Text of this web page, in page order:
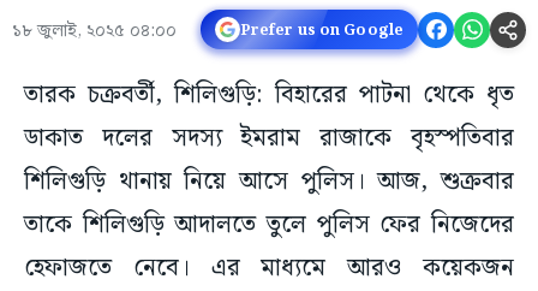
১৮ জুলাই, ২০২৫ ০৪:০০ Prefer us on Google
তারক চক্রবর্তী, শিলিগুড়ি: বিহারের পাটনা থেকে ধৃত
ডাকাত দলের সদস্য ইমরাম রাজাকে বৃহস্পতিবার
শিলিগুড়ি থানায় নিয়ে আসে পুলিস। আজ, শুক্রবার
তাকে শিলিগুড়ি আদালতে তুলে পুলিস ফের নিজেদের
হেফাজতে নেবে। এর মাধ্যমে আরও কয়েকজন